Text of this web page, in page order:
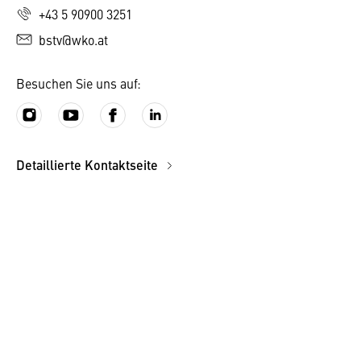
+43 5 90900 3251
bstv@wko.at
Besuchen Sie uns auf:
Detaillierte Kontaktseite